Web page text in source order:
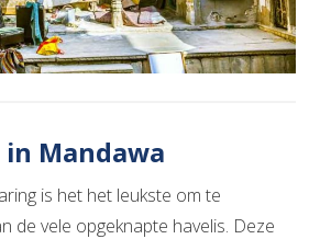
Mandawa
is het het leukste om te
de vele opgeknapte havelis. Deze